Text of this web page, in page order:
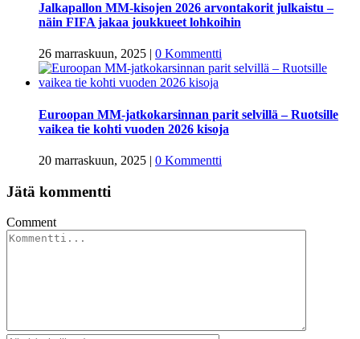
Jalkapallon MM-kisojen 2026 arvontakorit julkaistu –
näin FIFA jakaa joukkueet lohkoihin
26 marraskuun, 2025 | 0 Kommentti
Euroopan MM-jatkokarsinnan parit selvillä – Ruotsille
vaikea tie kohti vuoden 2026 kisoja
20 marraskuun, 2025 | 0 Kommentti
Jätä kommentti
Comment